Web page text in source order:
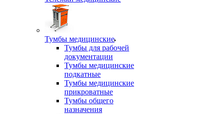
Тумбы медицинские
Тумбы для рабочей
документации
Тумбы медицинские
подкатные
Тумбы медицинские
прикроватные
Тумбы общего
назначения